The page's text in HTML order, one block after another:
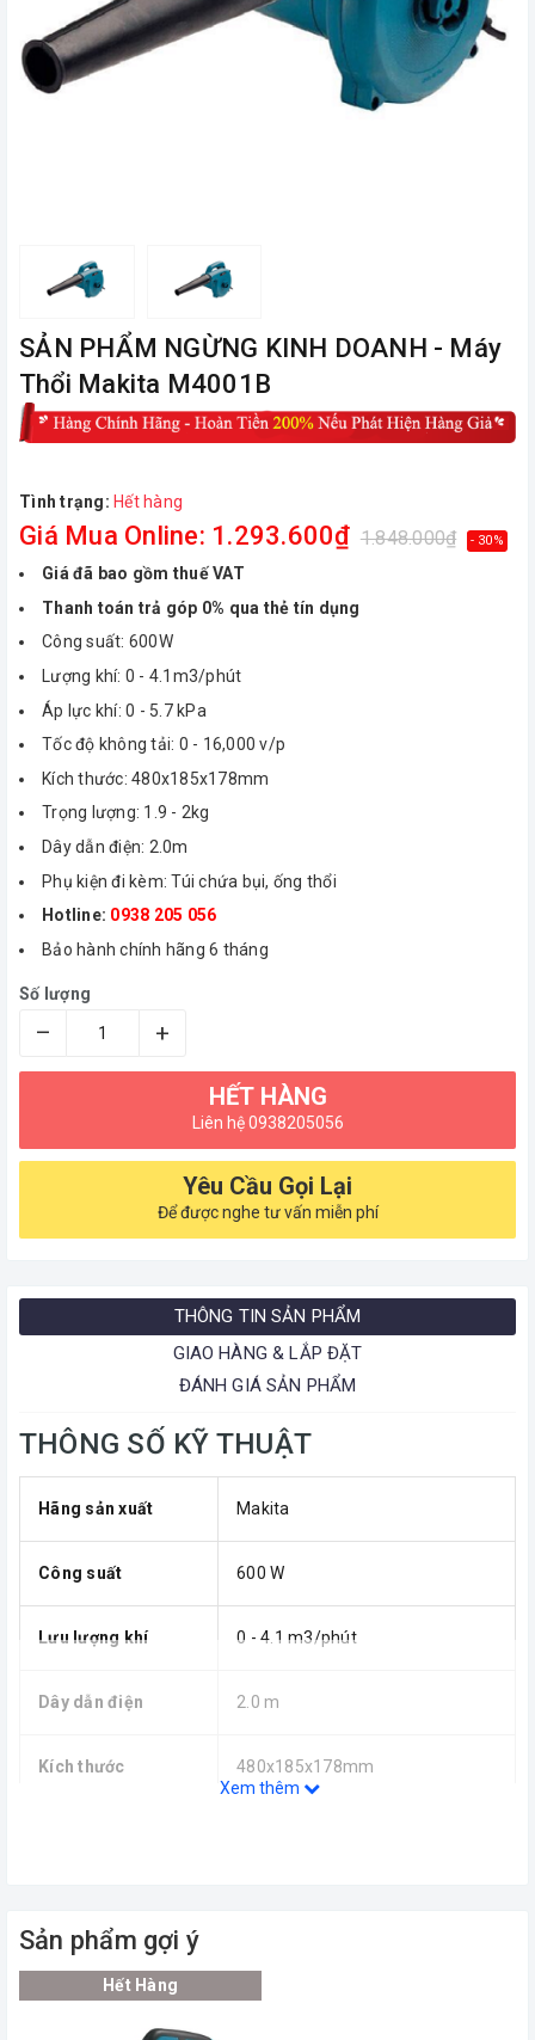
ㅤSẢN PHẨM NGỪNG KINH DOANH - Máy
Thổi Makita M4001B
Tình trạng: Hết hàng
Giá Mua Online: 1.293.600₫ 1.848.000₫ - 30%
Giá đã bao gồm thuế VAT
Thanh toán trả góp 0% qua thẻ tín dụng
Công suất: 600W
Lượng khí: 0 - 4.1m3/phút
Áp lực khí: 0 - 5.7 kPa
Tốc độ không tải: 0 - 16,000 v/p
Kích thước: 480x185x178mm
Trọng lượng: 1.9 - 2kg
Dây dẫn điện: 2.0m
Phụ kiện đi kèm: Túi chứa bụi, ống thổi
Hotline: 0938 205 056
Bảo hành chính hãng 6 tháng
Số lượng
– +
HẾT HÀNG
Liên hệ 0938205056
Yêu Cầu Gọi Lại
Để được nghe tư vấn miễn phí
THÔNG TIN SẢN PHẨM
GIAO HÀNG & LẮP ĐẶT
ĐÁNH GIÁ SẢN PHẨM
THÔNG SỐ KỸ THUẬT
Hãng sản xuất Makita
Công suất 600 W
Lưu lượng khí 0 - 4.1 m3/phút
Dây dẫn điện 2.0 m
Kích thước 480x185x178mm
Xem thêm
Sản phẩm gợi ý
Hết Hàng